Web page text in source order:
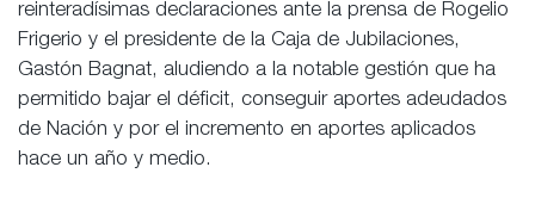
reinteradísimas declaraciones ante la prensa de Rogelio
Frigerio y el presidente de la Caja de Jubilaciones,
Gastón Bagnat, aludiendo a la notable gestión que ha
permitido bajar el déficit, conseguir aportes adeudados
de Nación y por el incremento en aportes aplicados
hace un año y medio.